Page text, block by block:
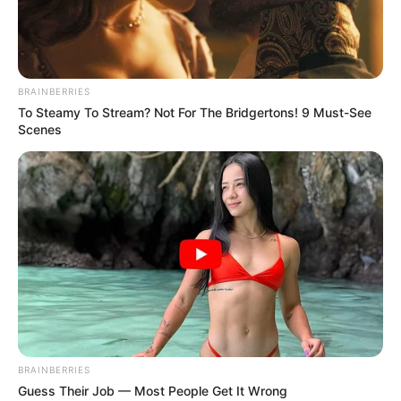
Museen, wie das Museum der Grafschaft Mark, das
Museum Weltjugendherberge, das Märkische
Schmiedemuseum und das Deutsche Wandermuseum,
aber auch die erste ständige Jugendherberge der Welt.
Heinrichshöhle
Tropfsteinhöhle mit über 20 Meter hohen
Klüften und Spalten, in der einst
Höhlenbären und Höhlenhyänen hausten. Deshalb sind
in der Heinrichshöhle auch das Skelett eines
Höhlenbärens und das Modell einer Höhlenhyäne
ausgestellt.
Felsenmeer in Hemer
Oberhalb der Heinrichshöhle liegt das zu
Felsenmeer, das durch einstürzende
BRAINBERRIES
To Steamy To Stream? Not For The Bridgertons! 9 Must-See
Scenes
BRAINBERRIES
Guess Their Job — Most People Get It Wrong